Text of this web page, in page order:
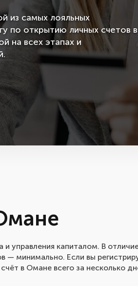
из самых лояльных
по открытию личных счетов в
на всех этапах и
и управления капиталом. В
— минимально. Если вы
в Омане всего за несколько